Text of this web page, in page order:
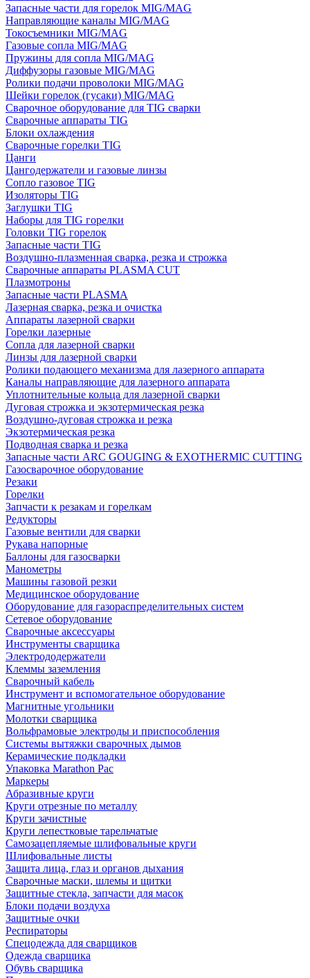
Запасные части для горелок MIG/MAG
Направляющие каналы MIG/MAG
Токосъемники MIG/MAG
Газовые сопла MIG/MAG
Пружины для сопла MIG/MAG
Диффузоры газовые MIG/MAG
Ролики подачи проволоки MIG/MAG
Шейки горелок (гусаки) MIG/MAG
Сварочное оборудование для TIG сварки
Сварочные аппараты TIG
Блоки охлаждения
Сварочные горелки TIG
Цанги
Цангодержатели и газовые линзы
Сопло газовое TIG
Изоляторы TIG
Заглушки TIG
Наборы для TIG горелки
Головки TIG горелок
Запасные части TIG
Воздушно-плазменная сварка, резка и строжка
Сварочные аппараты PLASMA CUT
Плазмотроны
Запасные части PLASMA
Лазерная сварка, резка и очистка
Аппараты лазерной сварки
Горелки лазерные
Сопла для лазерной сварки
Линзы для лазерной сварки
Ролики подающего механизма для лазерного аппарата
Каналы направляющие для лазерного аппарата
Уплотнительные кольца для лазерной сварки
Дуговая строжка и экзотермическая резка
Воздушно-дуговая строжка и резка
Экзотермическая резка
Подводная сварка и резка
Запасные части ARC GOUGING & EXOTHERMIC CUTTING
Газосварочное оборудование
Резаки
Горелки
Запчасти к резакам и горелкам
Редукторы
Газовые вентили для сварки
Рукава напорные
Баллоны для газосварки
Манометры
Машины газовой резки
Медицинское оборудование
Оборудование для газораспределительных систем
Сетевое оборудование
Сварочные аксессуары
Инструменты сварщика
Электрододержатели
Клеммы заземления
Сварочный кабель
Инструмент и вспомогательное оборудование
Магнитные угольники
Молотки сварщика
Вольфрамовые электроды и приспособления
Системы вытяжки сварочных дымов
Керамические подкладки
Упаковка Marathon Pac
Маркеры
Абразивные круги
Круги отрезные по металлу
Круги зачистные
Круги лепестковые тарельчатые
Самозацепляемые шлифовальные круги
Шлифовальные листы
Защита лица, глаз и органов дыхания
Сварочные маски, шлемы и щитки
Защитные стекла, запчасти для масок
Блоки подачи воздуха
Защитные очки
Респираторы
Спецодежда для сварщиков
Одежда сварщика
Обувь сварщика